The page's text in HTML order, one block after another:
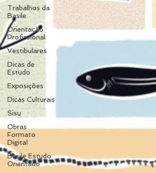
Trabalhos da
Basile
Orientação
Profissional
Vestibulares
Dicas de
Estudo
Exposições
Dicas Culturais
Sisu
Obras
Formato
Digital
Basile Estudo
Orientado